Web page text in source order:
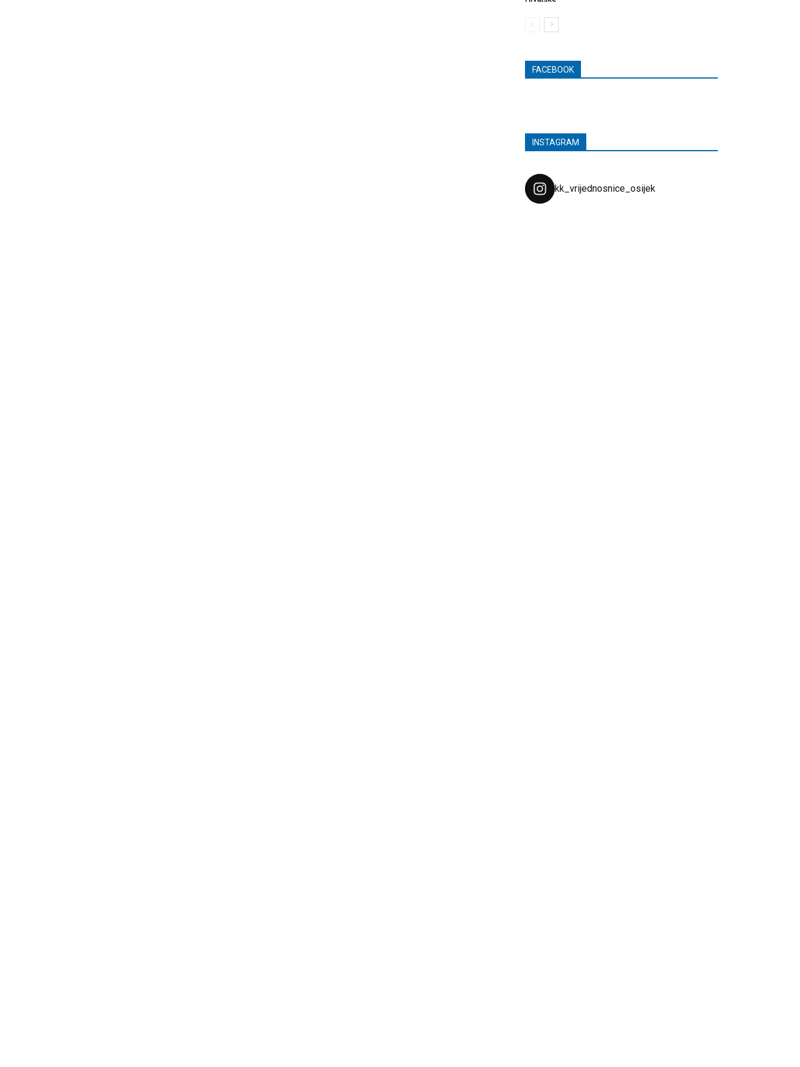
FACEBOOK
INSTAGRAM
kk_vrijednosnice_osijek